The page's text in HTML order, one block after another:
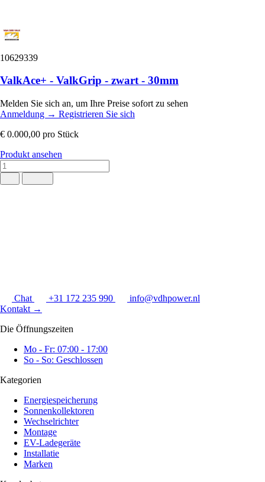
10629339
ValkAce+ - ValkGrip - zwart - 30mm
Melden Sie sich an, um Ihre Preise sofort zu sehen
Anmeldung → Registrieren Sie sich
€ 0.000,00 pro Stück
Produkt ansehen
Chat +31 172 235 990
info@vdhpower.nl
Kontakt →
Die Öffnungszeiten
Mo - Fr: 07:00 - 17:00
So - So: Geschlossen
Kategorien
Energiespeicherung
Sonnenkollektoren
Wechselrichter
Montage
EV-Ladegeräte
Installatie
Marken